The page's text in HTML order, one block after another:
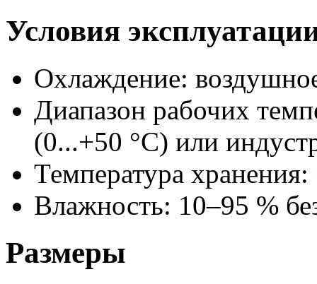
Условия
Охлаждение:
Диапазон рабочих
(0...+50 °С) или
Температура
Влажность: 10–95 %
Размеры